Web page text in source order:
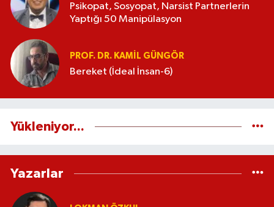
Psikopat, Sosyopat, Narsist Partnerlerin
Yaptığı 50 Manipülasyon
PROF. DR. KAMIL GÜNGÖR
Bereket (İdeal İnsan-6)
Yükleniyor...
Yazarlar